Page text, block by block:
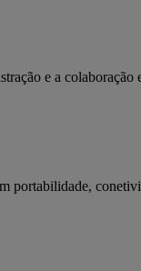
e a colaboração
portabilidade,